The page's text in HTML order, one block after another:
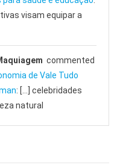
visam equipar a
commented
de Vale Tudo
: […] celebridades
natural